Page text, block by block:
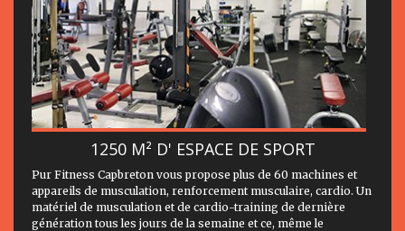
1250 M² D' ESPACE DE SPORT
Pur Fitness Capbreton vous propose plus de 60 machines et
appareils de musculation, renforcement musculaire, cardio. Un
matériel de musculation et de cardio-training de dernière
génération tous les jours de la semaine et ce, même le